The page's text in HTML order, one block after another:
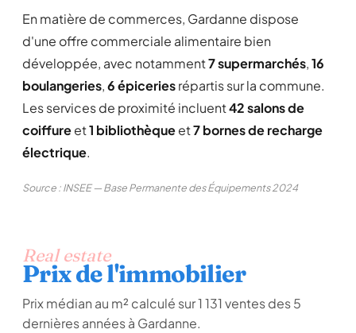
En matière de commerces, Gardanne dispose
d'une offre commerciale alimentaire bien
développée, avec notamment7 supermarchés,16
boulangeries,6 épiceriesrépartis sur la commune.
Les services de proximité incluent42 salons de
coiffureet1 bibliothèqueet7 bornes de recharge
électrique.
Source : INSEE — Base Permanente des Équipements 2024
Real estate
Prix de l'immobilier
Prix médian au m² calculé sur 1 131 ventes des 5
dernières années à Gardanne.